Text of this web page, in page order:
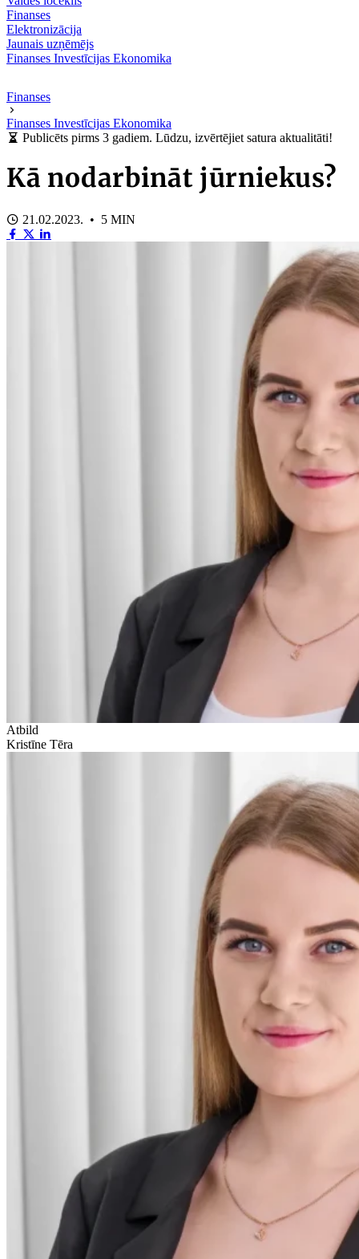
Finanses
Elektronizācija
Jaunais uzņēmējs
Finanses Investīcijas Ekonomika
Finanses
Finanses Investīcijas Ekonomika
Publicēts pirms 3 gadiem. Lūdzu, izvērtējiet satura aktualitāti!
Kā nodarbināt jūrniekus?
21.02.2023. • 5 MIN
Atbild
Kristīne Tēra